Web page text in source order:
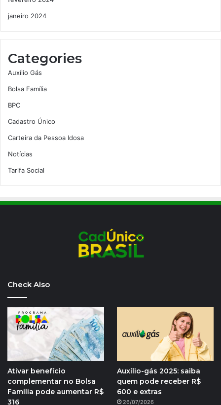
janeiro 2024
Categories
Auxílio Gás
Bolsa Família
BPC
Cadastro Único
Carteira da Pessoa Idosa
Notícias
Tarifa Social
Check Also
Ativar benefício
complementar no Bolsa
Família pode aumentar R$
316
Auxílio-gás 2025: saiba
quem pode receber R$
600 e extras
26/07/2026